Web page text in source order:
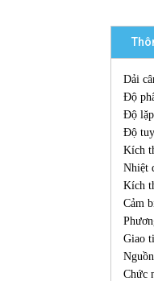
Dải
Độ
Độ
Độ
Kích
Nhiệt
Kích
Cảm
Giao
Chức